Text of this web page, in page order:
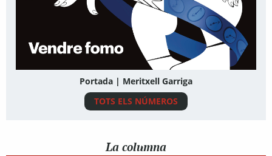
Portada | Meritxell Garriga
TOTS ELS NÚMEROS
La columna